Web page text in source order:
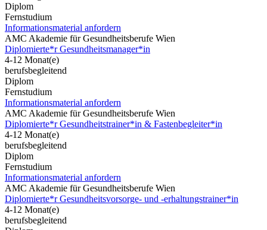
Diplom
Fernstudium
Informationsmaterial anfordern
AMC Akademie für Gesundheitsberufe Wien
Diplomierte*r Gesundheitsmanager*in
4-12 Monat(e)
berufsbegleitend
Diplom
Fernstudium
Informationsmaterial anfordern
AMC Akademie für Gesundheitsberufe Wien
Diplomierte*r Gesundheitstrainer*in & Fastenbegleiter*in
4-12 Monat(e)
berufsbegleitend
Diplom
Fernstudium
Informationsmaterial anfordern
AMC Akademie für Gesundheitsberufe Wien
Diplomierte*r Gesundheitsvorsorge- und -erhaltungstrainer*in
4-12 Monat(e)
berufsbegleitend